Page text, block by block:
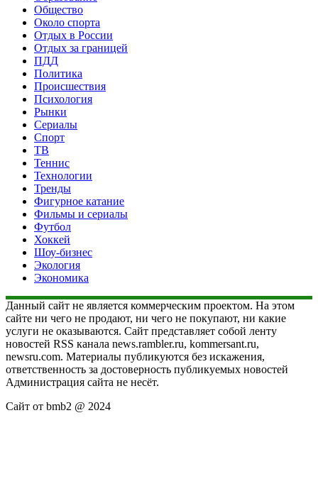
Общество
Около спорта
Отдых в России
Отдых за границей
ПДД
Политика
Происшествия
Психология
Рынки
Сериалы
Спорт
ТВ
Теннис
Технологии
Тренды
Фигурное катание
Фильмы и сериалы
Футбол
Хоккей
Шоу-бизнес
Экология
Экономика
Данный сайт не является коммерческим проектом. На этом
сайте ни чего не продают, ни чего не покупают, ни какие
услуги не оказываются. Сайт представляет собой ленту
новостей RSS канала news.rambler.ru, kommersant.ru,
newsru.com. Материалы публикуются без искажения,
ответственность за достоверность публикуемых новостей
Администрация сайта не несёт.
Сайт от bmb2 @ 2024